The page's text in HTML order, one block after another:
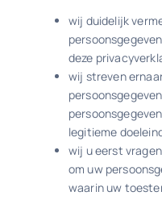
wij duidelijk
deze
wij streven
legitieme
wij u eerst
om uw
waarin uw